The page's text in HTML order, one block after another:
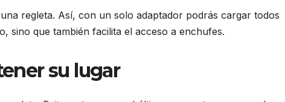
regleta. Así, con un solo adaptador podrás cargar todos
sino que también facilita el acceso a enchufes.
su lugar